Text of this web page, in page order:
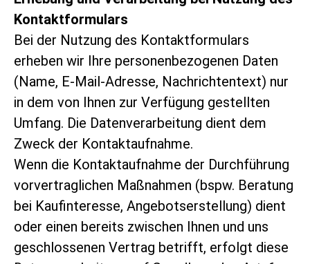
Kontaktformulars
Bei der Nutzung des Kontaktformulars
erheben wir Ihre personenbezogenen Daten
(Name, E-Mail-Adresse, Nachrichtentext) nur
in dem von Ihnen zur Verfügung gestellten
Umfang. Die Datenverarbeitung dient dem
Zweck der Kontaktaufnahme.
Wenn die Kontaktaufnahme der Durchführung
vorvertraglichen Maßnahmen (bspw. Beratung
bei Kaufinteresse, Angebotserstellung) dient
oder einen bereits zwischen Ihnen und uns
geschlossenen Vertrag betrifft, erfolgt diese